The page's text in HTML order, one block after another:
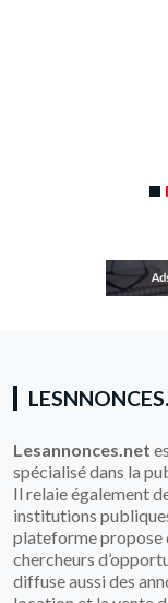
Lesannonces.net
spécialisé dans la
Il relaie également
institutions
plateforme propose
chercheurs
diffuse aussi des